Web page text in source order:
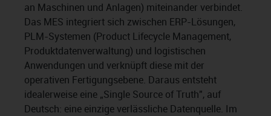
an Maschinen und Anlagen) miteinander verbindet.
Das MES integriert sich zwischen ERP-Lösungen,
PLM-Systemen (Product Lifecycle Management,
Produktdatenverwaltung) und logistischen
Anwendungen und verknüpft diese mit der
operativen Fertigungsebene. Daraus entsteht
idealerweise eine „Single Source of Truth", auf
Deutsch: eine einzige verlässliche Datenquelle. Im